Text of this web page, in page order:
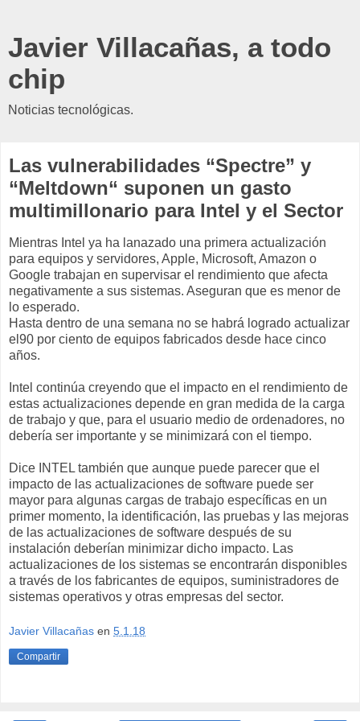
Javier Villacañas, a todo
chip
Noticias tecnológicas.
Las vulnerabilidades “Spectre” y
“Meltdown“ suponen un gasto
multimillonario para Intel y el Sector
Mientras Intel ya ha lanazado una primera actualización
para equipos y servidores, Apple, Microsoft, Amazon o
Google trabajan en supervisar el rendimiento que afecta
negativamente a sus sistemas. Aseguran que es menor de
lo esperado.
Hasta dentro de una semana no se habrá logrado actualizar
el90 por ciento de equipos fabricados desde hace cinco
años.
Intel continúa creyendo que el impacto en el rendimiento de
estas actualizaciones depende en gran medida de la carga
de trabajo y que, para el usuario medio de ordenadores, no
debería ser importante y se minimizará con el tiempo.
Dice INTEL también que aunque puede parecer que el
impacto de las actualizaciones de software puede ser
mayor para algunas cargas de trabajo específicas en un
primer momento, la identificación, las pruebas y las mejoras
de las actualizaciones de software después de su
instalación deberían minimizar dicho impacto. Las
actualizaciones de los sistemas se encontrarán disponibles
a través de los fabricantes de equipos, suministradores de
sistemas operativos y otras empresas del sector.
Javier Villacañas en 5.1.18
Compartir